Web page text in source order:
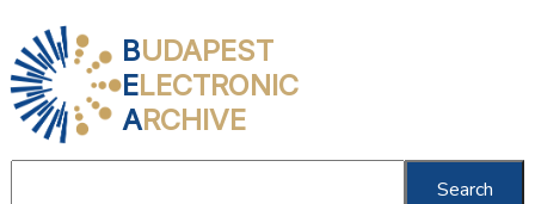
BUDAPEST
ELECTRONIC
ARCHIVE
Search